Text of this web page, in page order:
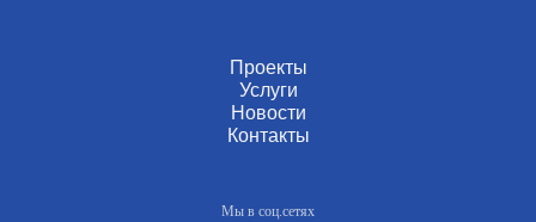
Проекты
Услуги
Новости
Контакты
Мы в соц.сетях